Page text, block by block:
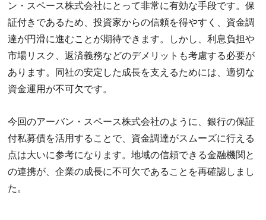
ン・スペース株式会社にとって非常に有効な手段です。保
証付きであるため、投資家からの信頼を得やすく、資金調
達が円滑に進むことが期待できます。しかし、利息負担や
市場リスク、返済義務などのデメリットも考慮する必要が
あります。同社の安定した成長を支えるためには、適切な
資金運用が不可欠です。
今回のアーバン・スペース株式会社のように、銀行の保証
付私募債を活用することで、資金調達がスムーズに行える
点は大いに参考になります。地域の信頼できる金融機関と
の連携が、企業の成長に不可欠であることを再確認しまし
た。